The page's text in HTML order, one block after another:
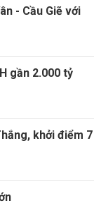
- Cầu Giẽ với
gần 2.000 tỷ
khởi điểm 7